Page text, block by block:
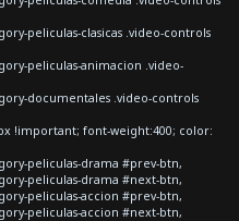
peliculas-clasicas .video-controls
peliculas-animacion .video-
documentales .video-controls
!important; font-weight:400; color:
peliculas-drama #prev-btn,
peliculas-drama #next-btn,
peliculas-accion #prev-btn,
peliculas-accion #next-btn,